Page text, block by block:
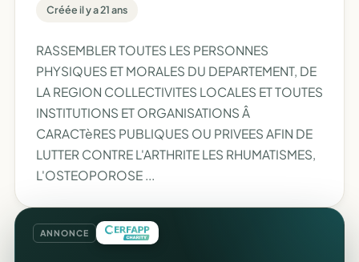
Créée il y a 21 ans
RASSEMBLER TOUTES LES PERSONNES
PHYSIQUES ET MORALES DU DEPARTEMENT, DE
LA REGION COLLECTIVITES LOCALES ET TOUTES
INSTITUTIONS ET ORGANISATIONS Â
CARACTèRES PUBLIQUES OU PRIVEES AFIN DE
LUTTER CONTRE L'ARTHRITE LES RHUMATISMES,
L'OSTEOPOROSE ...
ANNONCE